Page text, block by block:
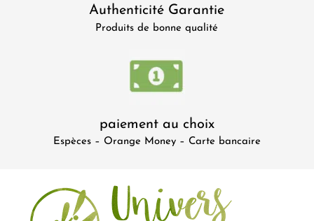
Authenticité Garantie
Produits de bonne qualité
paiement au choix
Espèces – Orange Money – Carte bancaire